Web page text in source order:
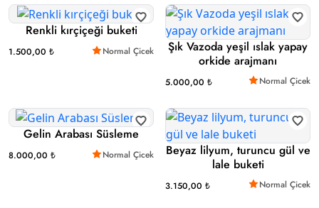
Renkli kırçiçeği buketi
1.500,00 ₺ Normal Çicek
Şık Vazoda yeşil ıslak yapay
orkide arajmanı
5.000,00 ₺ Normal Çicek
Gelin Arabası Süsleme
8.000,00 ₺ Normal Çicek
Beyaz lilyum, turuncu gül ve
lale buketi
3.150,00 ₺ Normal Çicek